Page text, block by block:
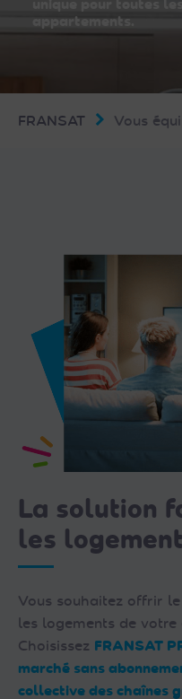
unique pour toutes
appartements.
FRANSAT Vous
La solution
les
Vous souhaitez offrir
les logements de
Choisissez FRANSAT
marché sans
collective des chaînes